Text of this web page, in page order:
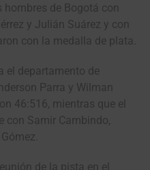
de Bogotá con
y Julián Suárez y con
con la medalla de plata.
el departamento de
Parra y Wilman
46:516, mientras que el
con Samir Cambindo,
de la pista en el